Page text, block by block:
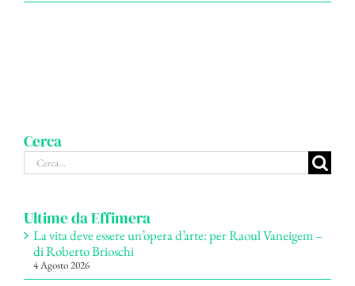
Cerca
Cerca
per:
Ultime da Effimera
La vita deve essere un’opera d’arte: per Raoul Vaneigem –
di Roberto Brioschi
4 Agosto 2026